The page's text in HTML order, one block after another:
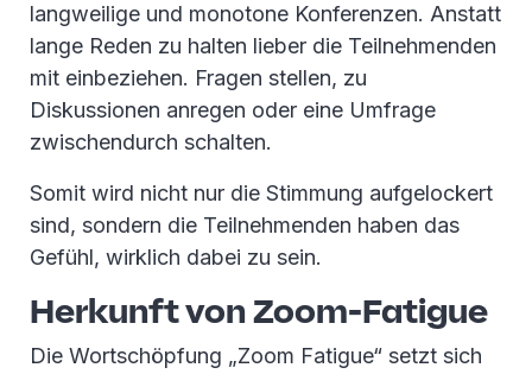
langweilige und monotone Konferenzen. Anstatt
lange Reden zu halten lieber die Teilnehmenden
mit einbeziehen. Fragen stellen, zu
Diskussionen anregen oder eine Umfrage
zwischendurch schalten.
Somit wird nicht nur die Stimmung aufgelockert
sind, sondern die Teilnehmenden haben das
Gefühl, wirklich dabei zu sein.
Herkunft von Zoom-Fatigue
Die Wortschöpfung „Zoom Fatigue“ setzt sich